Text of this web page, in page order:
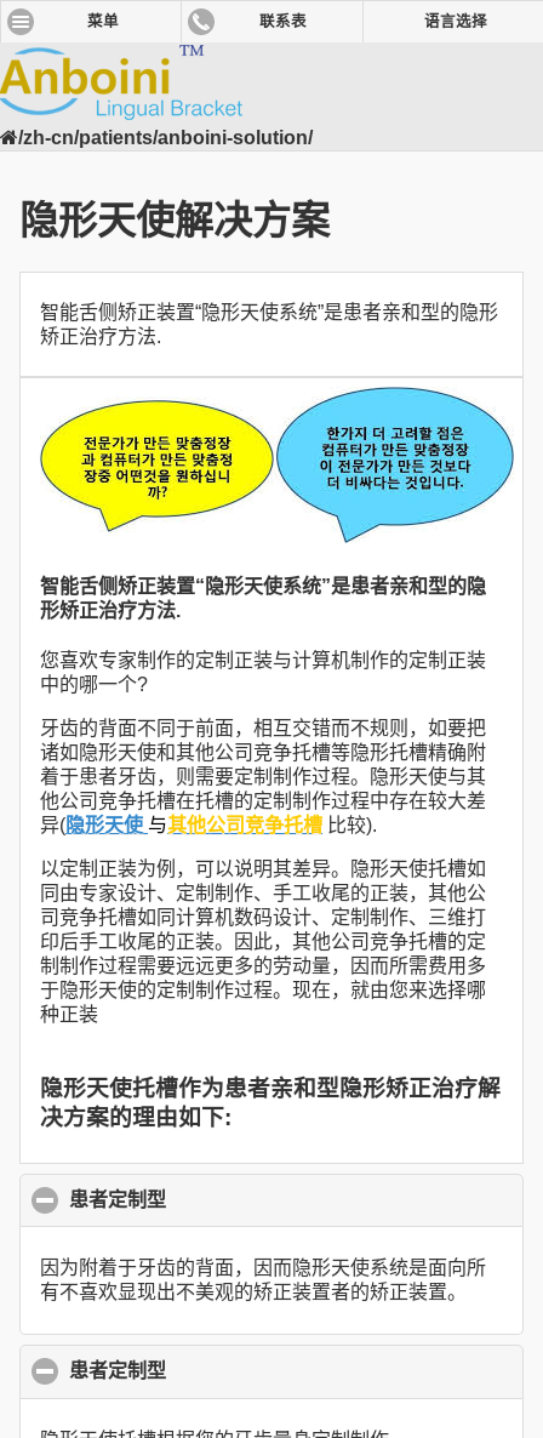
菜单 联系表 语言选择
/zh-cn/patients/anboini-solution/
隐形天使解决方案
智能舌侧矫正装置“隐形天使系统”是患者亲和型的隐形
矫正治疗方法.
智能舌侧矫正装置“隐形天使系统”是患者亲和型的隐
形矫正治疗方法.
您喜欢专家制作的定制正装与计算机制作的定制正装
中的哪一个?
牙齿的背面不同于前面，相互交错而不规则，如要把
诸如隐形天使和其他公司竞争托槽等隐形托槽精确附
着于患者牙齿，则需要定制制作过程。隐形天使与其
他公司竞争托槽在托槽的定制制作过程中存在较大差
异(隐形天使 与其他公司竞争托槽 比较).
以定制正装为例，可以说明其差异。隐形天使托槽如
同由专家设计、定制制作、手工收尾的正装，其他公
司竞争托槽如同计算机数码设计、定制制作、三维打
印后手工收尾的正装。因此，其他公司竞争托槽的定
制制作过程需要远远更多的劳动量，因而所需费用多
于隐形天使的定制制作过程。现在，就由您来选择哪
种正装
隐形天使托槽作为患者亲和型隐形矫正治疗解
决方案的理由如下:
患者定制型
因为附着于牙齿的背面，因而隐形天使系统是面向所
有不喜欢显现出不美观的矫正装置者的矫正装置。
患者定制型